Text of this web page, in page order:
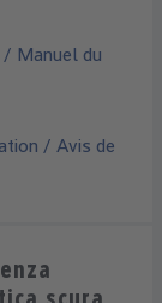
/ Manuel du
/ Avis de